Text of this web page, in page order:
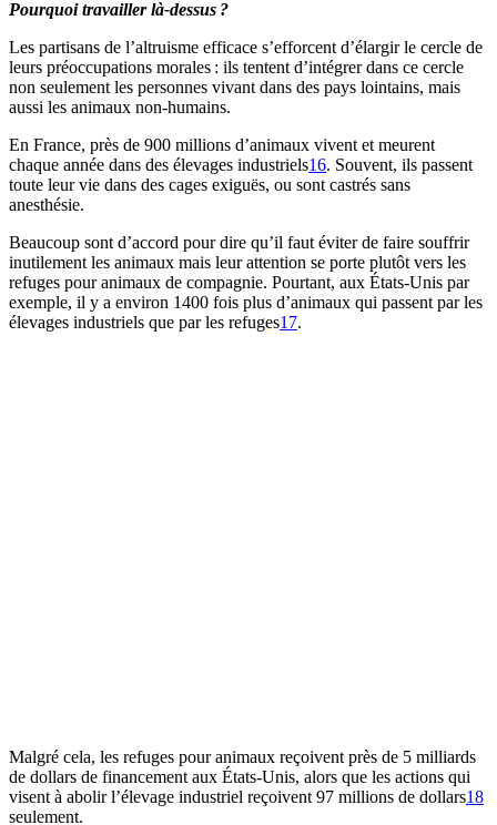
Pourquoi travailler là-dessus ?
Les partisans de l’altruisme efficace s’efforcent d’élargir le cercle de
leurs préoccupations morales : ils tentent d’intégrer dans ce cercle
non seulement les personnes vivant dans des pays lointains, mais
aussi les animaux non-humains.
En France, près de 900 millions d’animaux vivent et meurent
chaque année dans des élevages industriels⁠16. Souvent, ils passent
toute leur vie dans des cages exiguës, ou sont castrés sans
anesthésie.
Beaucoup sont d’accord pour dire qu’il faut éviter de faire souffrir
inutilement les animaux mais leur attention se porte plutôt vers les
refuges pour animaux de compagnie. Pourtant, aux États-Unis par
exemple, il y a environ 1400 fois plus d’animaux qui passent par les
élevages industriels que par les refuges⁠17.
Malgré cela, les refuges pour animaux reçoivent près de 5 milliards
de dollars de financement aux États-Unis, alors que les actions qui
visent à abolir l’élevage industriel reçoivent 97 millions de dollars⁠18
seulement.